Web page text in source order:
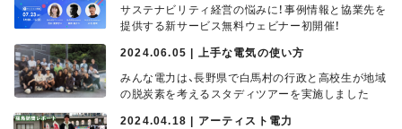
サステナビリティ経営の悩みに！事例情報と協業先を
提供する新サービス無料ウェビナー初開催！
2024.06.05 | 上手な電気の使い方
みんな電力は、長野県で白馬村の行政と高校生が地域
の脱炭素を考えるスタディツアーを実施しました
2024.04.18 | アーティスト電力